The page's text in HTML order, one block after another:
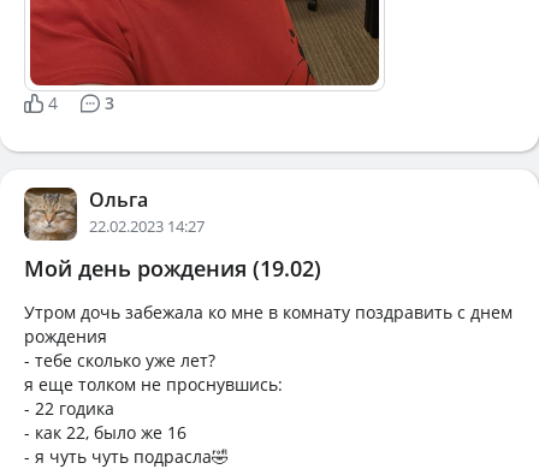
4 3
Ольга
22.02.2023 14:27
Мой день рождения (19.02)
Утром дочь забежала ко мне в комнату поздравить с днем
рождения
- тебе сколько уже лет?
я еще толком не проснувшись:
- 22 годика
- как 22, было же 16
- я чуть чуть подрасла🤣